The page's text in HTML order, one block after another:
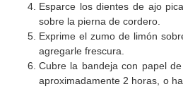
Esparce los dientes de ajo
sobre la pierna de cordero.
Exprime el zumo de limón
agregarle frescura.
Cubre la bandeja con papel
aproximadamente 2 horas, o